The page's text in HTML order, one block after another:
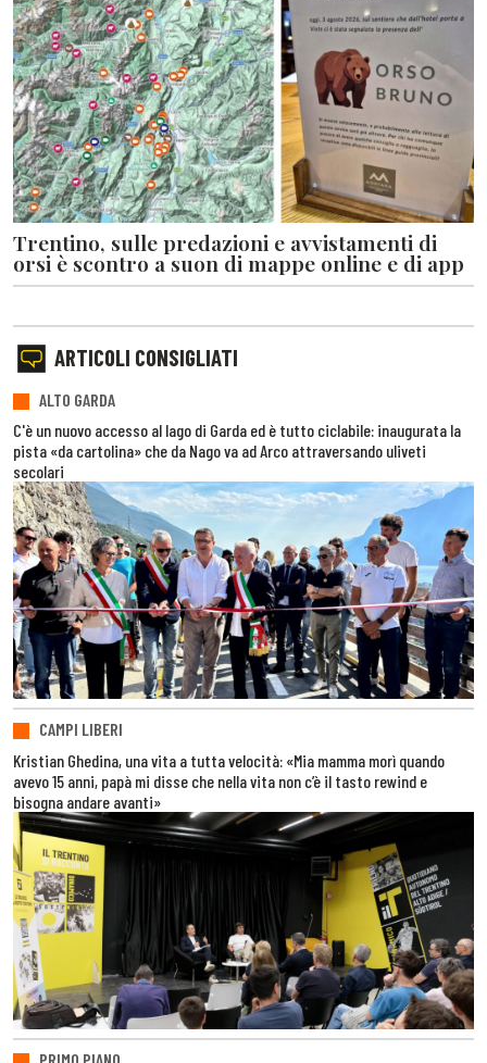
Trentino, sulle predazioni e avvistamenti di
orsi è scontro a suon di mappe online e di app
ARTICOLI CONSIGLIATI
ALTO GARDA
C'è un nuovo accesso al lago di Garda ed è tutto ciclabile: inaugurata la
pista «da cartolina» che da Nago va ad Arco attraversando uliveti
secolari
CAMPI LIBERI
Kristian Ghedina, una vita a tutta velocità: «Mia mamma morì quando
avevo 15 anni, papà mi disse che nella vita non c’è il tasto rewind e
bisogna andare avanti»